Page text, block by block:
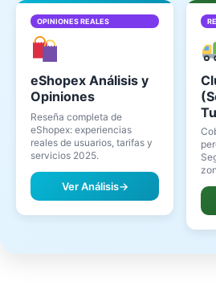
OPINIONES REALES
eShopex Análisis y
Opiniones
Reseña completa de
eShopex: experiencias
reales de usuarios, tarifas y
servicios 2025.
Ver Análisis→